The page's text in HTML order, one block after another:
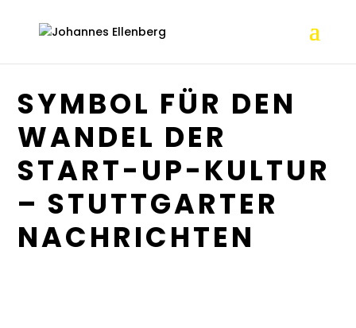
SYMBOL FÜR DEN
WANDEL DER
START-UP-KULTUR
– STUTTGARTER
NACHRICHTEN